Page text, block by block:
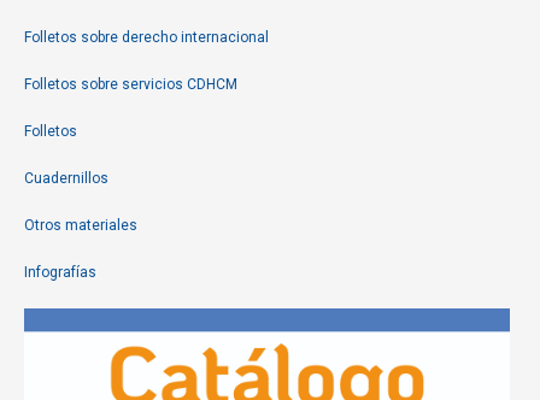
Folletos sobre derecho internacional
Folletos sobre servicios CDHCM
Folletos
Cuadernillos
Otros materiales
Infografías